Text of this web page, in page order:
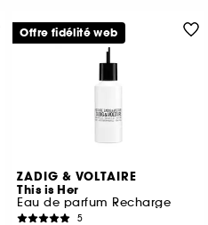
ZADIG & VOLTAIRE
This is Her
Eau de parfum Recharge
5
Offre fidélité web